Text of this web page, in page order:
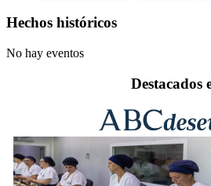
Hechos históricos
No hay eventos
Destacados